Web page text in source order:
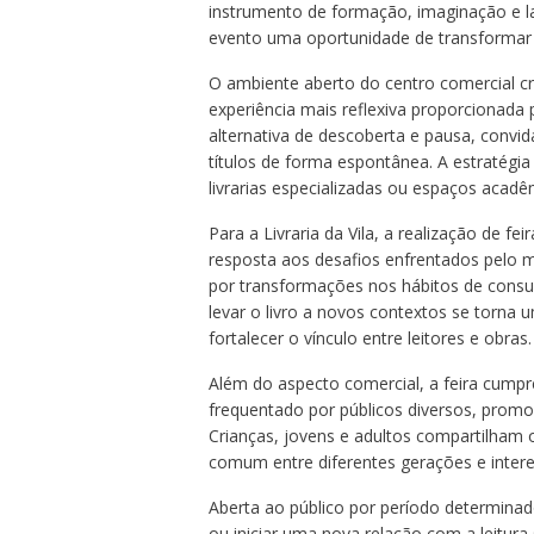
instrumento de formação, imaginação e
evento uma oportunidade de
O ambiente aberto do centro comercial
experiência mais reflexiva
alternativa de descoberta e pausa,
títulos de forma espontânea. A
livrarias especializadas ou espaços
Para a Livraria da Vila, a realização de
resposta aos desafios enfrentados pelo
por transformações nos hábitos de
levar o livro a novos contextos se torna
fortalecer o vínculo entre leitores e obras.
Além do aspecto comercial, a feira
frequentado por públicos diversos,
Crianças, jovens e adultos
comum entre diferentes gerações e
Aberta ao público por período